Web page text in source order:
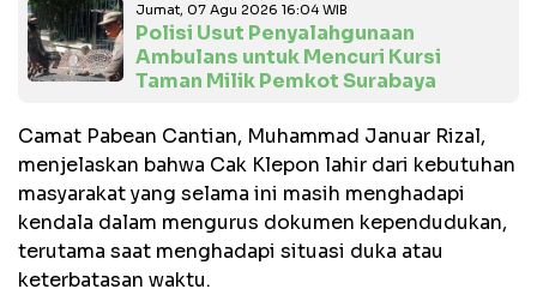
Jumat, 07 Agu 2026 16:04 WIB
Polisi Usut Penyalahgunaan
Ambulans untuk Mencuri Kursi
Taman Milik Pemkot Surabaya
Camat Pabean Cantian, Muhammad Januar Rizal,
menjelaskan bahwa Cak Klepon lahir dari kebutuhan
masyarakat yang selama ini masih menghadapi
kendala dalam mengurus dokumen kependudukan,
terutama saat menghadapi situasi duka atau
keterbatasan waktu.